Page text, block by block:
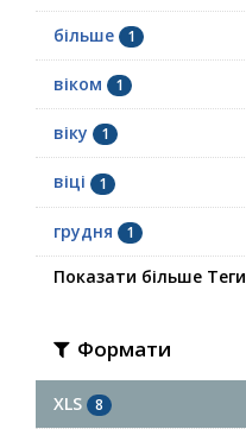
більше 1
віком 1
віку 1
віці 1
грудня 1
Показати більше Теги
Формати
XLS 8